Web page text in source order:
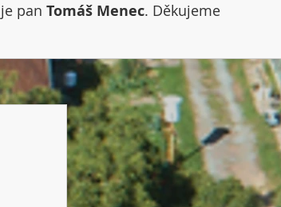
pan Tomáš Menec. Děkujeme